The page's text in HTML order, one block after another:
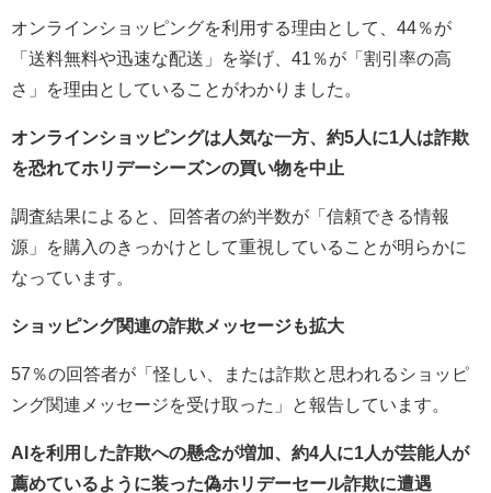
オンラインショッピングを利用する理由として、44％が
「送料無料や迅速な配送」を挙げ、41％が「割引率の高
さ」を理由としていることがわかりました。
オンラインショッピングは人気な一方、約5人に1人は詐欺
を恐れてホリデーシーズンの買い物を中止
調査結果によると、回答者の約半数が「信頼できる情報
源」を購入のきっかけとして重視していることが明らかに
なっています。
ショッピング関連の詐欺メッセージも拡大
57％の回答者が「怪しい、または詐欺と思われるショッピ
ング関連メッセージを受け取った」と報告しています。
AIを利用した詐欺への懸念が増加、約4人に1人が芸能人が
薦めているように装った偽ホリデーセール詐欺に遭遇